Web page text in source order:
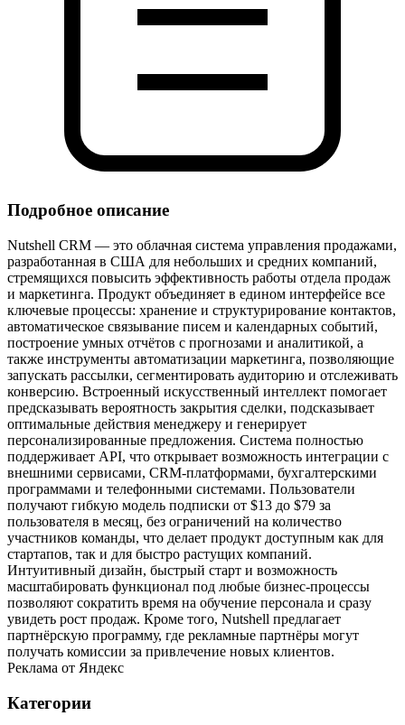
Подробное описание
Nutshell CRM — это облачная система управления продажами,
разработанная в США для небольших и средних компаний,
стремящихся повысить эффективность работы отдела продаж
и маркетинга. Продукт объединяет в едином интерфейсе все
ключевые процессы: хранение и структурирование контактов,
автоматическое связывание писем и календарных событий,
построение умных отчётов с прогнозами и аналитикой, а
также инструменты автоматизации маркетинга, позволяющие
запускать рассылки, сегментировать аудиторию и отслеживать
конверсию. Встроенный искусственный интеллект помогает
предсказывать вероятность закрытия сделки, подсказывает
оптимальные действия менеджеру и генерирует
персонализированные предложения. Система полностью
поддерживает API, что открывает возможность интеграции с
внешними сервисами, CRM‑платформами, бухгалтерскими
программами и телефонными системами. Пользователи
получают гибкую модель подписки от $13 до $79 за
пользователя в месяц, без ограничений на количество
участников команды, что делает продукт доступным как для
стартапов, так и для быстро растущих компаний.
Интуитивный дизайн, быстрый старт и возможность
масштабировать функционал под любые бизнес‑процессы
позволяют сократить время на обучение персонала и сразу
увидеть рост продаж. Кроме того, Nutshell предлагает
партнёрскую программу, где рекламные партнёры могут
получать комиссии за привлечение новых клиентов.
Реклама от Яндекс
Категории